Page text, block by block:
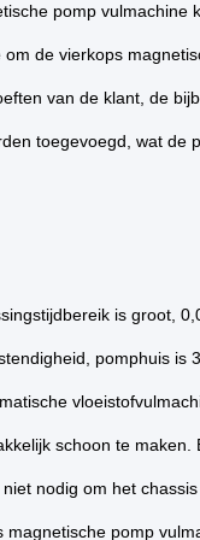
pomp vulmachine
om de vierkops
van de klant, de
toegevoegd, wat de
is groot,
pomphuis is
schoon te
nodig om het
magnetische pomp